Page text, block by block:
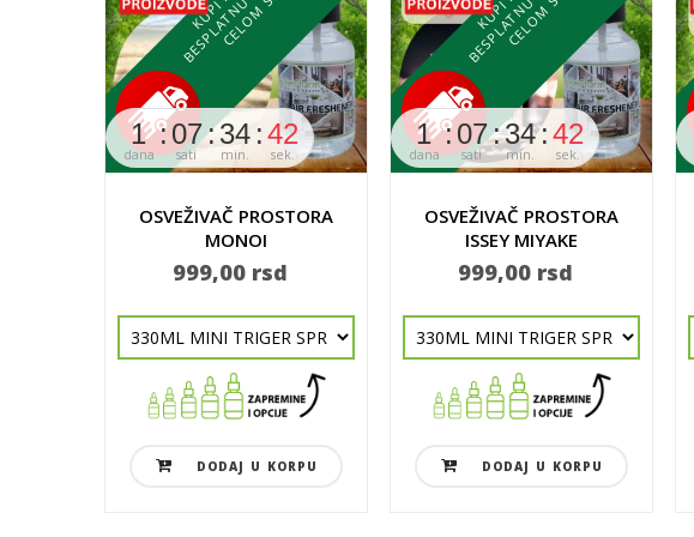
1
dana
07
sati
34
min.
40
sek.
OSVEŽIVAČ PROSTORA
MONOI
999,00 rsd
DODAJ U KORPU
1
dana
07
sati
34
min.
40
sek.
OSVEŽIVAČ PROSTORA
ISSEY MIYAKE
999,00 rsd
DODAJ U KORPU